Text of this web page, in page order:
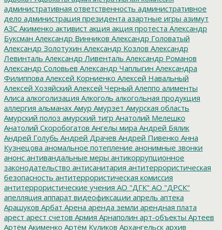
административная ответственность административное
дело администрация президента азартные игры азимут
АЗС Акименко активист акция акция протеста Александр
Буксман Александр Винников Александр Головатый
Александр Золотухин Александр Козлов Александр
Левинталь Александр Ливенталь Александр Романов
Александр Соловьев Александр Чаплыгин Александра
Филиппова Алексей Корниенко Алексей Навальный
Алексей Хозяйский Алексей Черный Алеппо алименты
Алиса алкоголизация Алкоголь алкогольная продукция
аллергия альманах Амур Амурзет Амурская область
Амурский полоз амурский тигр Анатолий Мелешко
Анатолий Скоробогатов Ангелы мира Андрей Бялик
Андрей Голубь Андрей Драчев Андрей Пивенко Анна
Кузнецова аномальное потепление анонимные звонки
анонс антивандальные меры антикоррупционное
законодательство антисанитария антитеррористическая
безопасность антитеррористическая комиссия
антитеррористические учения АО "ДГК" АО "ДРСК"
апелляция аппарат видеофиксации апрель аптека
Арашуков Арбат Арена аренда земли арендная плата
арест арест счетов Армия Арнаполин арт-объекты Артеев
Артём Акименко Артём Куликов Архангельск архив